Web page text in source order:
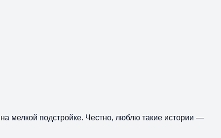
мелкой подстройке. Честно, люблю такие истории —